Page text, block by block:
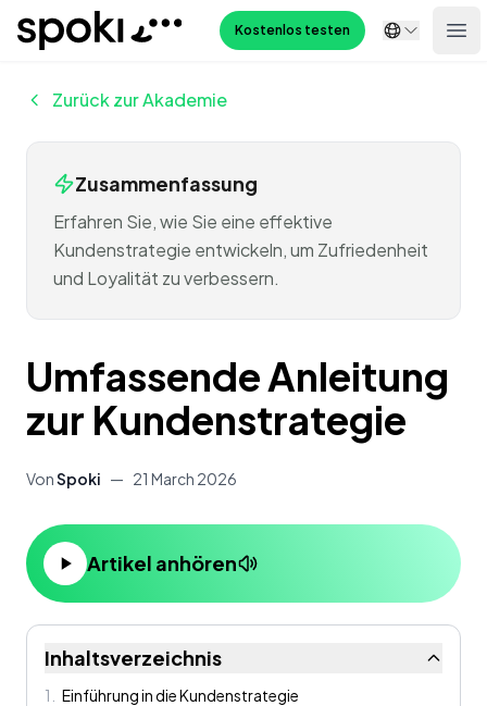
Spoki Kostenlos testen
Zurück zur Akademie
Zusammenfassung
Erfahren Sie, wie Sie eine effektive
Kundenstrategie entwickeln, um Zufriedenheit
und Loyalität zu verbessern.
Umfassende Anleitung
zur Kundenstrategie
VonSpoki — 21 March 2026
Artikel anhören
Inhaltsverzeichnis
1
Einführung in die Kundenstrategie